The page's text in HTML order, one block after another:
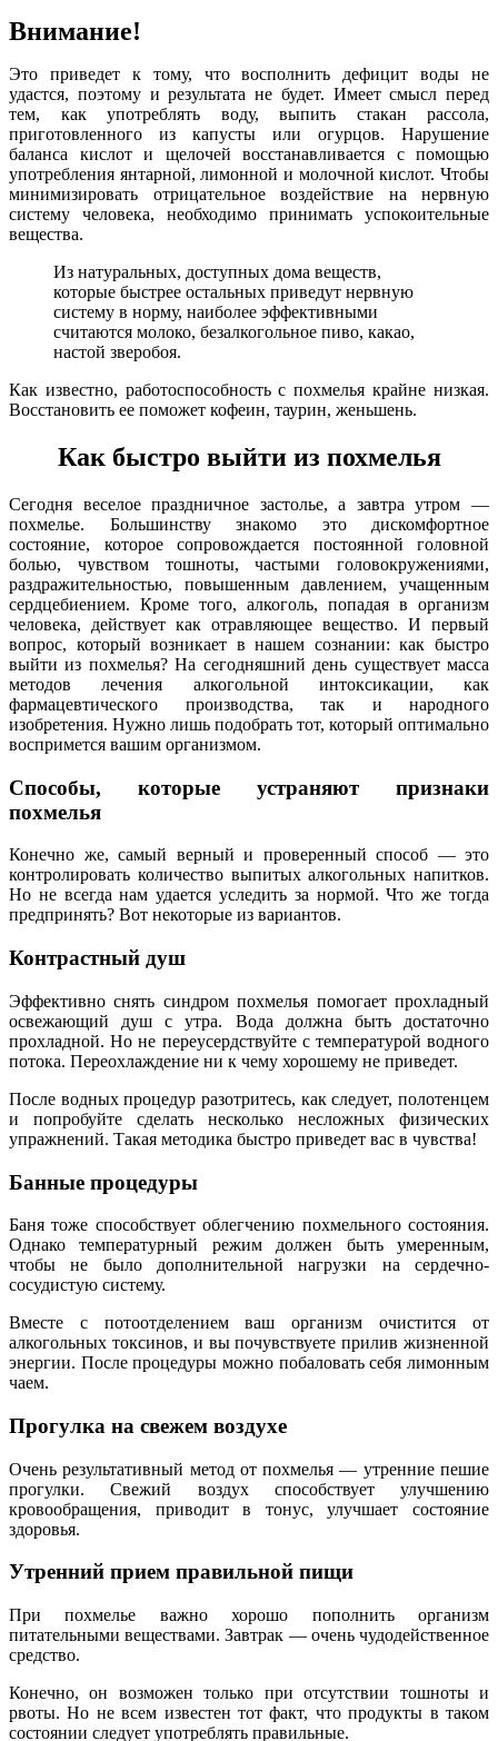
Внимание!
Это приведет к тому, что восполнить дефицит воды не
удастся, поэтому и результата не будет. Имеет смысл перед
тем, как употреблять воду, выпить стакан рассола,
приготовленного из капусты или огурцов. Нарушение
баланса кислот и щелочей восстанавливается с помощью
употребления янтарной, лимонной и молочной кислот. Чтобы
минимизировать отрицательное воздействие на нервную
систему человека, необходимо принимать успокоительные
вещества.
Из натуральных, доступных дома веществ,
которые быстрее остальных приведут нервную
систему в норму, наиболее эффективными
считаются молоко, безалкогольное пиво, какао,
настой зверобоя.
Как известно, работоспособность с похмелья крайне низкая.
Восстановить ее поможет кофеин, таурин, женьшень.
Как быстро выйти из похмелья
Сегодня веселое праздничное застолье, а завтра утром —
похмелье. Большинству знакомо это дискомфортное
состояние, которое сопровождается постоянной головной
болью, чувством тошноты, частыми головокружениями,
раздражительностью, повышенным давлением, учащенным
сердцебиением. Кроме того, алкоголь, попадая в организм
человека, действует как отравляющее вещество. И первый
вопрос, который возникает в нашем сознании: как быстро
выйти из похмелья? На сегодняшний день существует масса
методов лечения алкогольной интоксикации, как
фармацевтического производства, так и народного
изобретения. Нужно лишь подобрать тот, который оптимально
воспримется вашим организмом.
Способы, которые устраняют признаки
похмелья
Конечно же, самый верный и проверенный способ — это
контролировать количество выпитых алкогольных напитков.
Но не всегда нам удается уследить за нормой. Что же тогда
предпринять? Вот некоторые из вариантов.
Контрастный душ
Эффективно снять синдром похмелья помогает прохладный
освежающий душ с утра. Вода должна быть достаточно
прохладной. Но не переусердствуйте с температурой водного
потока. Переохлаждение ни к чему хорошему не приведет.
После водных процедур разотритесь, как следует, полотенцем
и попробуйте сделать несколько несложных физических
упражнений. Такая методика быстро приведет вас в чувства!
Банные процедуры
Баня тоже способствует облегчению похмельного состояния.
Однако температурный режим должен быть умеренным,
чтобы не было дополнительной нагрузки на сердечно-
сосудистую систему.
Вместе с потоотделением ваш организм очистится от
алкогольных токсинов, и вы почувствуете прилив жизненной
энергии. После процедуры можно побаловать себя лимонным
чаем.
Прогулка на свежем воздухе
Очень результативный метод от похмелья — утренние пешие
прогулки. Свежий воздух способствует улучшению
кровообращения, приводит в тонус, улучшает состояние
здоровья.
Утренний прием правильной пищи
При похмелье важно хорошо пополнить организм
питательными веществами. Завтрак — очень чудодейственное
средство.
Конечно, он возможен только при отсутствии тошноты и
рвоты. Но не всем известен тот факт, что продукты в таком
состоянии следует употреблять правильные.